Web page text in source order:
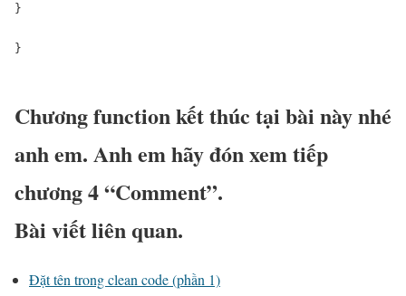
}
}
Chương function kết thúc tại bài này nhé
anh em. Anh em hãy đón xem tiếp
chương 4 “Comment”.
Bài viết liên quan.
Đặt tên trong clean code (phần 1)